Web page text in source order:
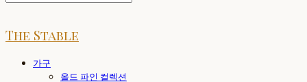
The Stable
가구
올드 파인 컬렉션